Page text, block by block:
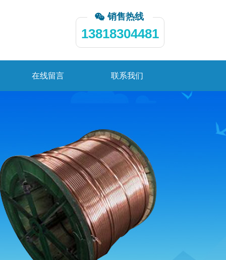
销售热线
13818304481
在线留言 联系我们